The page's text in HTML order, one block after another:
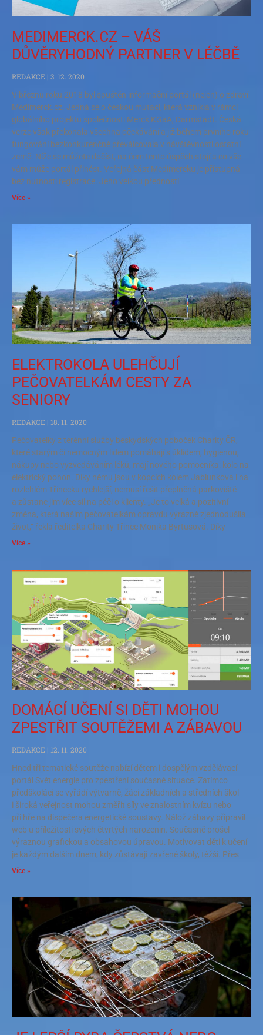
MEDIMERCK.CZ – VÁŠ
DŮVĚRYHODNÝ PARTNER V LÉČBĚ
REDAKCE
3. 12. 2020
V březnu roku 2018 byl spuštěn informační portál (nejen) o zdraví
Medimerck.cz. Jedná se o českou mutaci, která vznikla v rámci
globálního projektu společnosti Merck KGaA, Darmstadt. Česká
verze však překonala všechna očekávání a již během prvního roku
fungování bezkonkurenčně převálcovala v návštěvnosti ostatní
země. Níže se můžete dočíst, na čem tento úspěch stojí a co vše
vám může portál přinést. Veřejná část Medimercku je přístupná
bez nutnosti registrace. Jeho velkou předností
Více »
ELEKTROKOLA ULEHČUJÍ
PEČOVATELKÁM CESTY ZA
SENIORY
REDAKCE
18. 11. 2020
Pečovatelky z terénní služby beskydských poboček Charity ČR,
které starým či nemocným lidem pomáhají s úklidem, hygienou,
nákupy nebo vyzvedáváním léků, mají nového pomocníka: kolo na
elektrický pohon. Díky němu jsou v kopcích kolem Jablunkova i na
rozlehlém Třinecku rychlejší, nemusí řešit přeplněná parkoviště
a zůstane jim více sil na péči o klienty. „Je to velká a pozitivní
změna, která našim pečovatelkám opravdu výrazně zjednodušila
život,“ řekla ředitelka Charity Třinec Monika Byrtusová. Díky
Více »
DOMÁCÍ UČENÍ SI DĚTI MOHOU
ZPESTŘIT SOUTĚŽEMI A ZÁBAVOU
REDAKCE
12. 11. 2020
Hned tři tematické soutěže nabízí dětem i dospělým vzdělávací
portál Svět energie pro zpestření současné situace. Zatímco
předškoláci se vyřádí výtvarně, žáci základních a středních škol
i široká veřejnost mohou změřit síly ve znalostním kvízu nebo
při hře na dispečera energetické soustavy. Nálož zábavy připravil
web u příležitosti svých čtvrtých narozenin. Současně prošel
výraznou grafickou a obsahovou úpravou. Motivovat děti k učení
je každým dalším dnem, kdy zůstávají zavřené školy, těžší. Přes
Více »